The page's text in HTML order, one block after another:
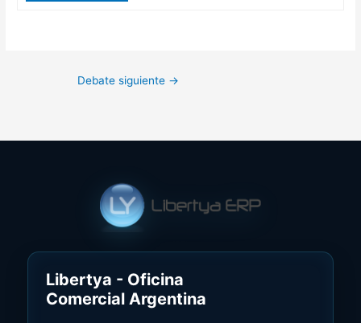
Debate siguiente →
Libertya - Oficina
Comercial Argentina